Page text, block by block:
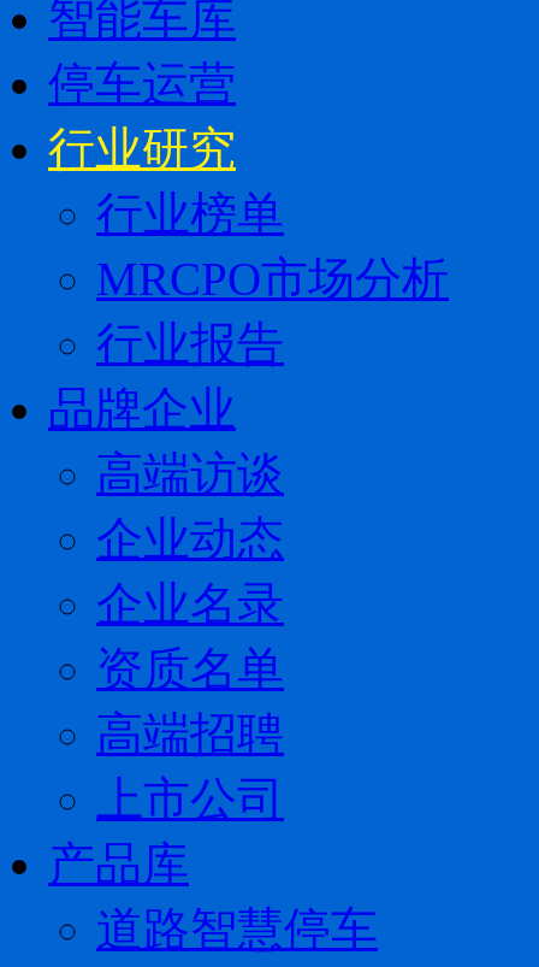
智能车库
停车运营
行业研究
行业榜单
MRCPO市场分析
行业报告
品牌企业
高端访谈
企业动态
企业名录
资质名单
高端招聘
上市公司
产品库
道路智慧停车